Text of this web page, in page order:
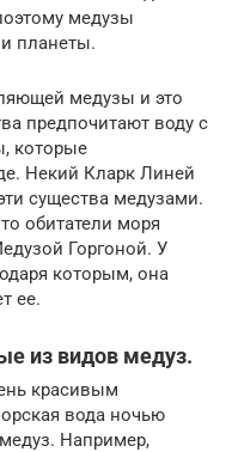
медузы
планеты.
медузы и это
предпочитают воду с
которые
Некий Кларк Линей
существа медузами.
обитатели моря
Горгоной. У
которым, она
ее.
из видов медуз.
красивым
вода ночью
Например,